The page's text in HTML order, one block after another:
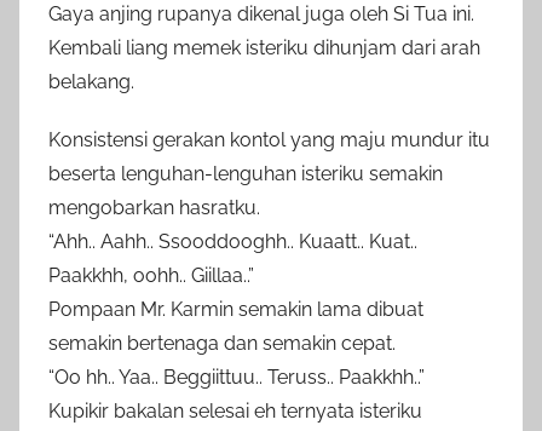
Gaya anjing rupanya dikenal juga oleh Si Tua ini.
Kembali liang memek isteriku dihunjam dari arah
belakang.
Konsistensi gerakan kontol yang maju mundur itu
beserta lenguhan-lenguhan isteriku semakin
mengobarkan hasratku.
“Ahh.. Aahh.. Ssooddooghh.. Kuaatt.. Kuat..
Paakkhh, oohh.. Giillaa..”
Pompaan Mr. Karmin semakin lama dibuat
semakin bertenaga dan semakin cepat.
“Oo hh.. Yaa.. Beggiittuu.. Teruss.. Paakkhh..”
Kupikir bakalan selesai eh ternyata isteriku